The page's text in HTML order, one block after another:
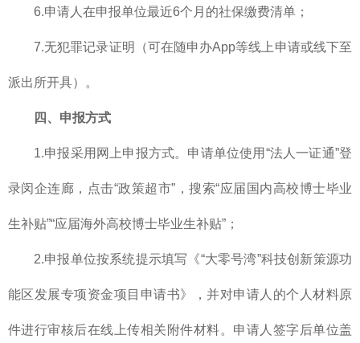
6.申请人在申报单位最近6个月的社保缴费清单；
7.无犯罪记录证明（可在随申办App等线上申请或线下至
派出所开具）。
四、申报方式
1.申报采用网上申报方式。申请单位使用“法人一证通”登
录闵企连廊，点击“政策超市”，搜索“应届国内高校博士毕业
生补贴”“应届海外高校博士毕业生补贴”；
2.申报单位按系统提示填写《“大零号湾”科技创新策源功
能区发展专项资金项目申请书》，并对申请人的个人材料原
件进行审核后在线上传相关附件材料。申请人签字后单位盖